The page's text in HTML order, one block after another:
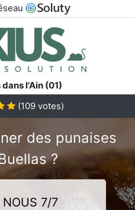
l'Ain (01)
(109 votes)
des punaises
?
NOUS 7/7